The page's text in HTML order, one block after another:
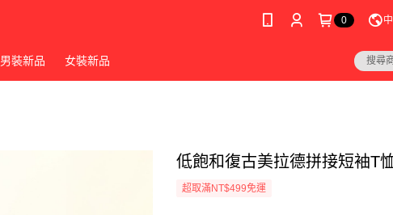
0
男裝新品 女裝新品
低飽和復古美拉德拼接短袖T
超取滿NT$499免運